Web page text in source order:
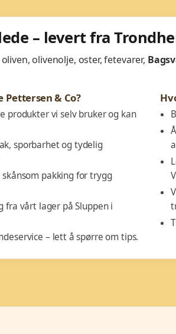
– levert fra
olivenolje, oster, fetevarer,
Pettersen & Co?
produkter vi selv bruker og kan
sporbarhet og tydelig
pakking for trygg
fra vårt lager på Sluppen i
– lett å spørre om tips.